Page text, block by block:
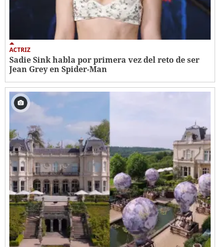
ACTRIZ
Sadie Sink habla por primera vez del reto de ser
Jean Grey en Spider-Man